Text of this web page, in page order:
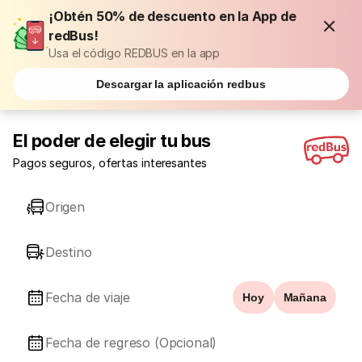
¡Obtén 50% de descuento en la App de
redBus!
Usa el código REDBUS en la app
Descargar la aplicación redbus
El poder de elegir tu bus
Pagos seguros, ofertas interesantes
Origen
Destino
Fecha de viaje Hoy Mañana
Fecha de regreso (Opcional)